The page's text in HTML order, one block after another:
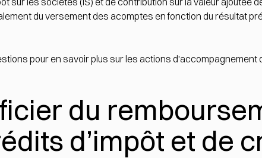
du versement des acomptes en fonction du résultat
pour en savoir plus sur les actions d'accompagnement
du
d’impôt et de